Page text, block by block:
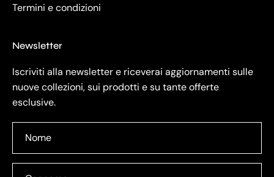
Termini e condizioni
Newsletter
Iscriviti alla newsletter e riceverai aggiornamenti sulle
nuove collezioni, sui prodotti e su tante offerte
esclusive.